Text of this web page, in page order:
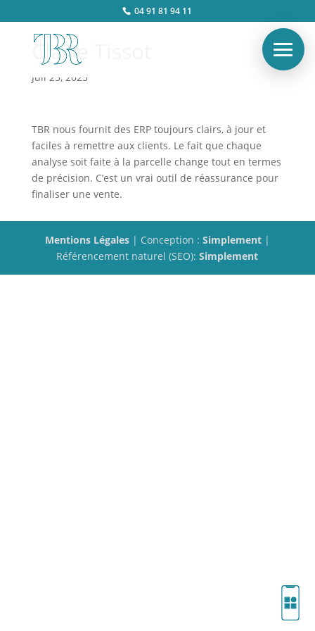
04 91 81 94 11
Claire Tissot
Juil 25, 2025
TBR nous fournit des ERP toujours clairs, à jour et
faciles à remettre aux clients. Le fait que chaque
analyse soit faite à la parcelle change tout en termes
de précision. C’est un vrai outil de réassurance pour
finaliser une vente.
Mentions Légales| Conception : Simplement|
Référencement naturel (SEO):Simplement